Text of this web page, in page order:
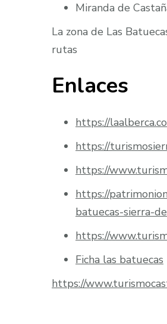
Miranda de
La zona de Las
rutas
Enlaces
https://
https://
https://
https://
batuecas-sierra-
https://
Ficha las batuecas
https://